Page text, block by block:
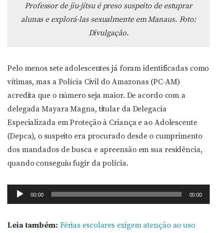
Professor de jiu-jítsu é preso suspeito de estuprar
alunas e explorá-las sexualmente em Manaus. Foto:
Divulgação.
Pelo menos sete adolescentes já foram identificadas como
vítimas, mas a Polícia Civil do Amazonas (PC-AM)
acredita que o número seja maior. De acordo com a
delegada Mayara Magna, titular da Delegacia
Especializada em Proteção à Criança e ao Adolescente
(Depca), o suspeito era procurado desde o cumprimento
dos mandados de busca e apreensão em sua residência,
quando conseguiu fugir da polícia.
Tocador
de
00:00 00:00
Leia também: Férias escolares exigem atenção ao uso